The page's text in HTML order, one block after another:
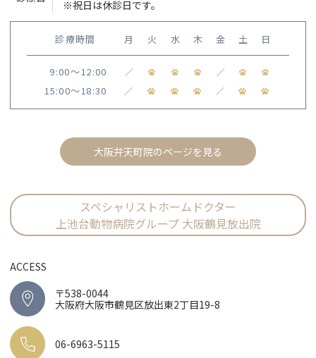
※祝日は休診日です。
診療時間 月 火 水 木 金 土 日
9:00〜12:00 ／ ／
15:00〜18:30 ／ ／
大阪弁天町院のページを見る
スペシャリストホームドクター
上池台動物病院グループ 大阪鶴見放出院
ACCESS
〒538-0044
大阪府大阪市鶴見区放出東2丁目19-8
06-6963-5115